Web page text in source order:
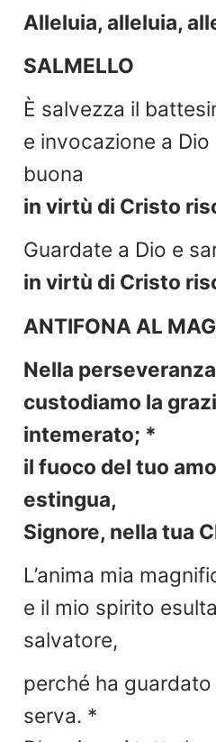
Alleluia, alleluia,
SALMELLO
È salvezza il
e invocazione a
buona
in virtù di Cristo
Guardate a Dio e
in virtù di Cristo
ANTIFONA AL
Nella
custodiamo la
intemerato; *
il fuoco del tuo
estingua,
Signore, nella tua
L’anima mia
e il mio spirito
salvatore,
perché ha guardato
serva. *